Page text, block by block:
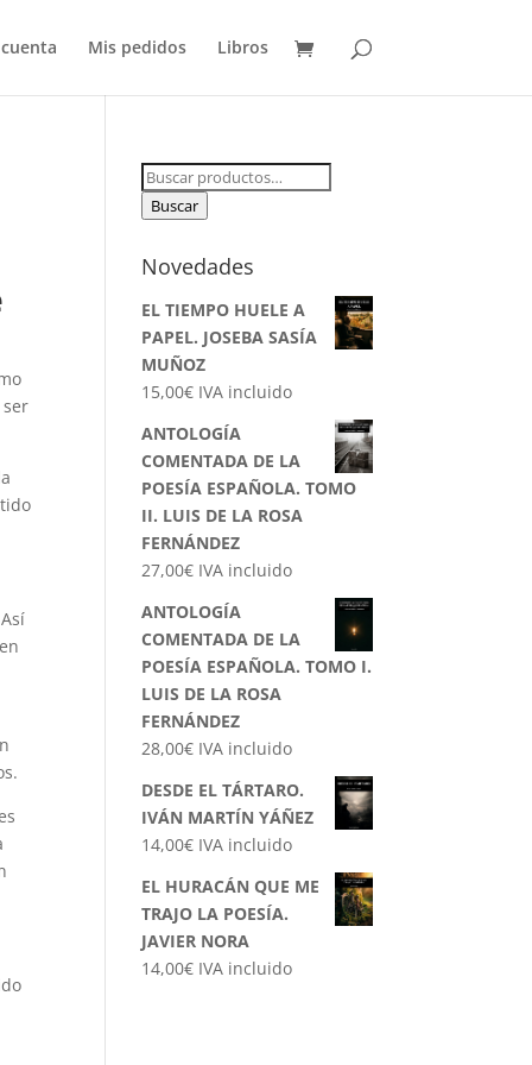
Mis pedidos Libros
Buscar
por:
Buscar
Novedades
EL TIEMPO HUELE A
PAPEL. JOSEBA SASÍA
MUÑOZ
15,00€ IVA incluido
ANTOLOGÍA
COMENTADA DE LA
POESÍA ESPAÑOLA. TOMO
II. LUIS DE LA ROSA
FERNÁNDEZ
27,00€ IVA incluido
ANTOLOGÍA
COMENTADA DE LA
POESÍA ESPAÑOLA. TOMO I.
LUIS DE LA ROSA
FERNÁNDEZ
28,00€ IVA incluido
DESDE EL TÁRTARO.
IVÁN MARTÍN YÁÑEZ
14,00€ IVA incluido
EL HURACÁN QUE ME
TRAJO LA POESÍA.
JAVIER NORA
14,00€ IVA incluido